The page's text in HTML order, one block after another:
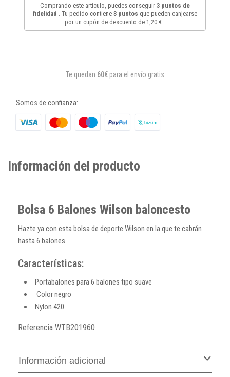
Comprando este artículo, puedes conseguir 3 puntos de
fidelidad
. Tu pedido contiene 3 puntos que pueden canjearse
por un cupón de descuento de 1,20 €
Te quedan 60€ para el envío gratis
Somos de confianza:
Información del producto
Bolsa 6 Balones Wilson baloncesto
Hazte ya con esta bolsa de deporte Wilson en la que te cabrán
hasta 6 balones.
Características:
Portabalones para 6 balones tipo suave
Color negro
Nylon 420
Referencia WTB201960
Información adicional